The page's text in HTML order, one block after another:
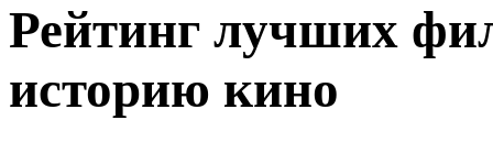
Рейтинг лучших
историю кино